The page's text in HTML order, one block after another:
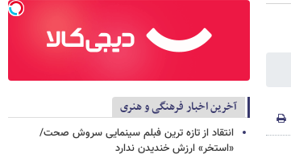
آخرین اخبار فرهنگی و هنری
انتقاد از تازه ترین فبلم سینمایی سروش صحت/
«استخر» ارزش خندیدن ندارد